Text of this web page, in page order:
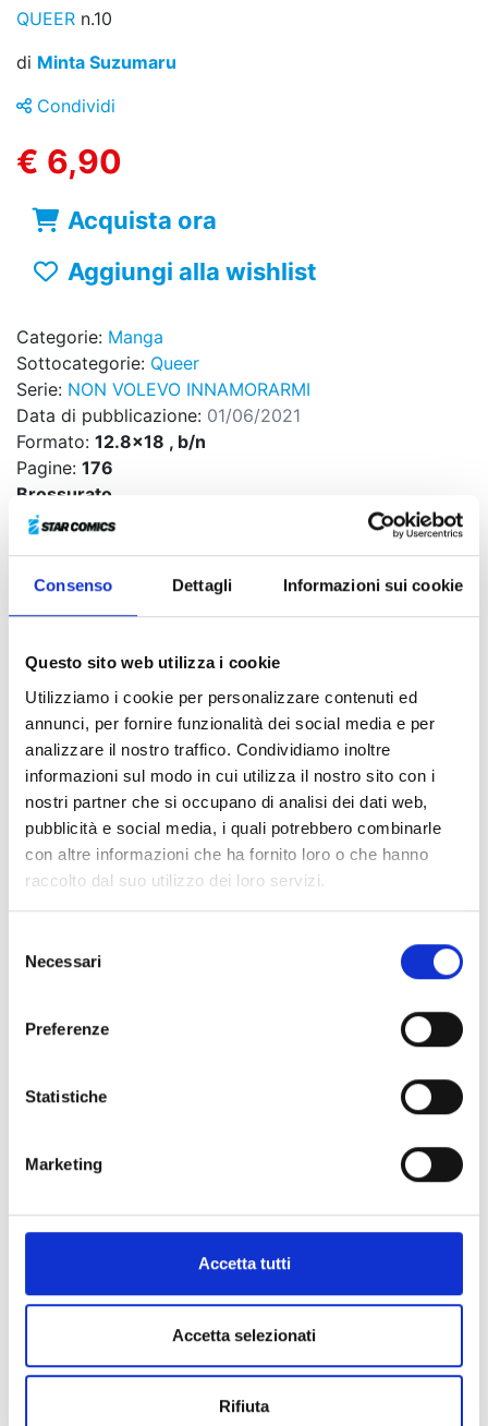
Consenso Dettagli Informazioni sui cookie
Questo sito web utilizza i cookie
Utilizziamo i cookie per personalizzare contenuti ed
annunci, per fornire funzionalità dei social media e per
analizzare il nostro traffico. Condividiamo inoltre
informazioni sul modo in cui utilizza il nostro sito con i
nostri partner che si occupano di analisi dei dati web,
pubblicità e social media, i quali potrebbero combinarle
con altre informazioni che ha fornito loro o che hanno
raccolto dal suo utilizzo dei loro servizi.
delNecessari
Preferenze
Statistiche
Marketing
Accetta tutti
Accetta selezionati
Rifiuta
QUEER n.10
di Minta Suzumaru
Condividi
€ 6,90
Acquista ora
Aggiungi alla wishlist
Categorie: Manga
Sottocategorie: Queer
Serie: NON VOLEVO INNAMORARMI
Data di pubblicazione: 01/06/2021
Formato: 12.8x18 , b/n
Pagine: 176
Brossurato
Sovraccoperta
Yoshino è gay, ha quasi trent’anni e non ha mai avuto
una relazione. Un giorno, quando ormai sta per
abbandonare ogni speranza di trovare l’amore, decide
di farsi coraggio e varca la soglia di un gay bar dove
conosce Ro, un ragazzo dai capelli color argento.
Attratto dall’aura di mistero che lo ammanta,
lasciandosi trascinare dall’impeto del momento,
Yoshino finisce per andarci a letto…
Arriva un'impacciata e dolce storia d'amore tra un
affascinante studente universitario, apparentemente
immune ai problemi di cuore, e un timido impiegato
Se ti è piaciuto prova anche: